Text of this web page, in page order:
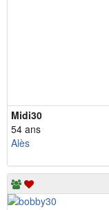
Midi30
54 ans
Alès